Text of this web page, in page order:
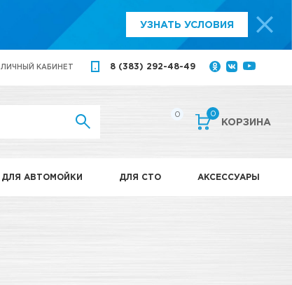
УЗНАТЬ УСЛОВИЯ
ЛИЧНЫЙ КАБИНЕТ 8 (383) 292-48-49
0 0
КОРЗИНА
ДЛЯ АВТОМОЙКИ ДЛЯ СТО АКСЕССУАРЫ